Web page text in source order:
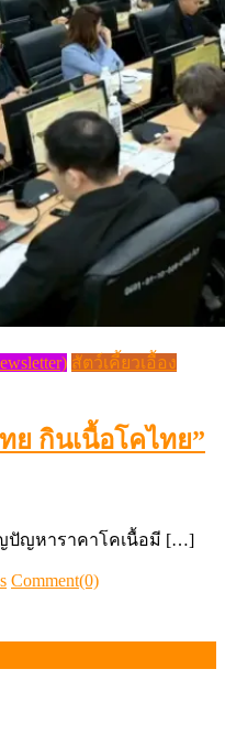
สัตว์เคี้ยวเอื้อง
ย กินเนื้อโคไทย”
ญปัญหาราคาโคเนื้อมี […]
Comment(0)